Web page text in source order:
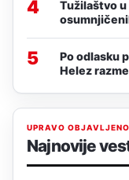
4
Tužilaštvo
5
Po odlasku
Helez
UPRAVO OBJAVLJENO
Najnovije